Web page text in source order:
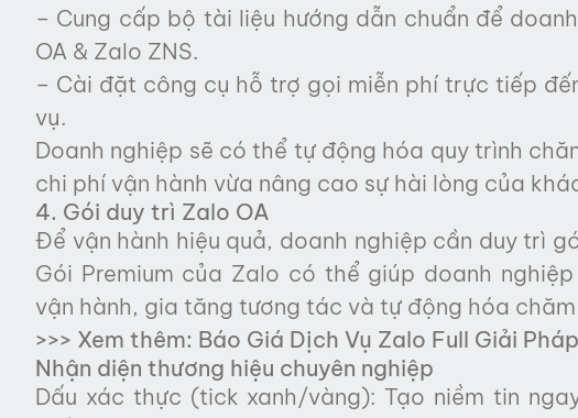
– Cung cấp bộ tài liệu hướng dẫn chuẩn để
OA & Zalo ZNS.
– Cài đặt công cụ hỗ trợ gọi miễn phí trực tiếp
vụ.
Doanh nghiệp sẽ có thể tự động hóa quy trình
chi phí vận hành vừa nâng cao sự hài lòng của
4. Gói duy trì Zalo OA
Để vận hành hiệu quả, doanh nghiệp cần duy trì
Gói Premium của Zalo có thể giúp doanh
vận hành, gia tăng tương tác và tự động hóa
>>> Xem thêm: Báo Giá Dịch Vụ Zalo Full Giải Pháp
Nhận diện thương hiệu chuyên nghiệp
Dấu xác thực (tick xanh/vàng): Tạo niềm tin